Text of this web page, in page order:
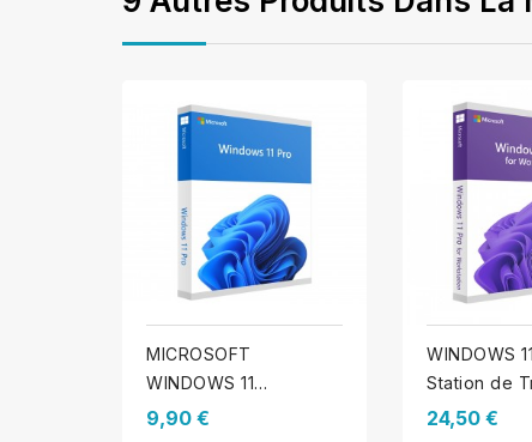
MICROSOFT
WINDOWS 11
PROFESSIONNEL
9,90 €
WINDOWS
Station de
24,50 €